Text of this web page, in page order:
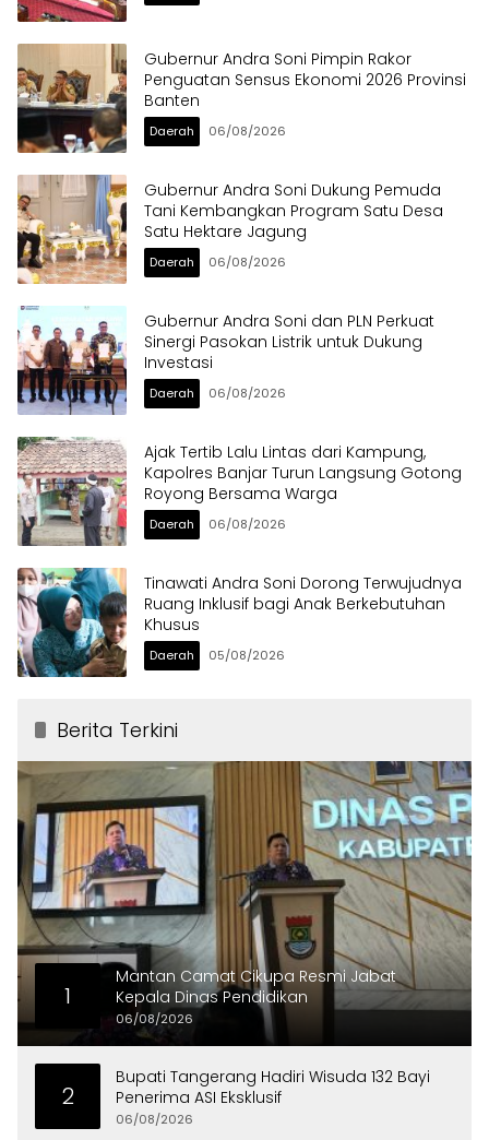
Gubernur Andra Soni Pimpin Rakor
Penguatan Sensus Ekonomi 2026 Provinsi
Banten
Daerah 06/08/2026
Gubernur Andra Soni Dukung Pemuda
Tani Kembangkan Program Satu Desa
Satu Hektare Jagung
Daerah 06/08/2026
Gubernur Andra Soni dan PLN Perkuat
Sinergi Pasokan Listrik untuk Dukung
Investasi
Daerah 06/08/2026
Ajak Tertib Lalu Lintas dari Kampung,
Kapolres Banjar Turun Langsung Gotong
Royong Bersama Warga
Daerah 06/08/2026
Tinawati Andra Soni Dorong Terwujudnya
Ruang Inklusif bagi Anak Berkebutuhan
Khusus
Daerah 05/08/2026
Berita Terkini
1
Mantan Camat Cikupa Resmi Jabat
Kepala Dinas Pendidikan
06/08/2026
2
Bupati Tangerang Hadiri Wisuda 132 Bayi
Penerima ASI Eksklusif
06/08/2026